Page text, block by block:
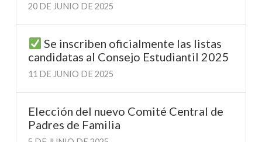
20 DE JUNIO DE 2025
Se inscriben oficialmente las listas
candidatas al Consejo Estudiantil 2025
11 DE JUNIO DE 2025
Elección del nuevo Comité Central de
Padres de Familia